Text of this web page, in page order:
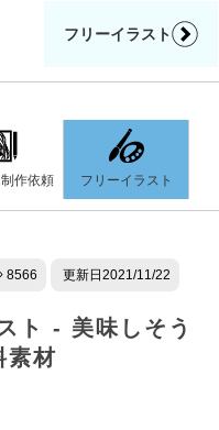
フリーイラスト
作依頼 フリーイラスト
8566 更新日 2021/11/22
ト - 美味しそう
素材